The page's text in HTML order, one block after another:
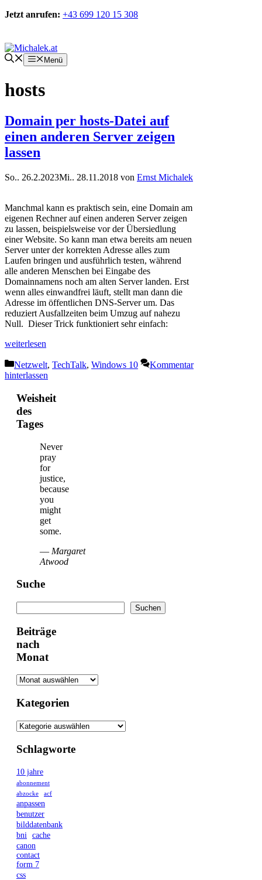
Zum
Jetzt anrufen: +43 699 120 15 308
Menü
hosts
Domain per hosts-Datei auf
einen anderen Server zeigen
lassen
So.. 26.2.2023Mi.. 28.11.2018 von Ernst Michalek
Manchmal kann es praktisch sein, eine Domain am
eigenen Rechner auf einen anderen Server zeigen
zu lassen, beispielsweise vor der Übersiedlung
einer Website. So kann man etwa bereits am neuen
Server unter der korrekten Adresse alles zum
Laufen bringen und ausführlich testen, während
alle anderen Menschen bei Eingabe des
Domainnamens noch am alten Server landen. Erst
wenn alles einwandfrei läuft, stellt man dann die
Adresse im öffentlichen DNS-Server um. Das
reduziert Ausfallzeiten beim Umzug auf nahezu
Null. Dieser Trick funktioniert sehr einfach:
weiterlesen
Kategorien
Netzwelt, TechTalk, Windows 10
Kommentar
hinterlassen
Weisheit
des
Tages
Never
pray
for
justice,
because
you
might
get
some.
— Margaret
Atwood
Suche
Suchen
Beiträge
nach
Monat
Kategorien
Schlagworte
10 jahre
abonnement
abzocke
acf
anpassen
benutzer
bilddatenbank
bni cache
canon
contact
form 7
css